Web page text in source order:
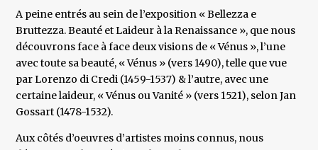
A peine entrés au sein de l’exposition « Bellezza e
Bruttezza. Beauté et Laideur à la Renaissance », que nous
découvrons face à face deux visions de « Vénus », l’une
avec toute sa beauté, « Vénus » (vers 1490), telle que vue
par Lorenzo di Credi (1459-1537) & l’autre, avec une
certaine laideur, « Vénus ou Vanité » (vers 1521), selon Jan
Gossart (1478-1532).
Aux côtés d’oeuvres d’artistes moins connus, nous